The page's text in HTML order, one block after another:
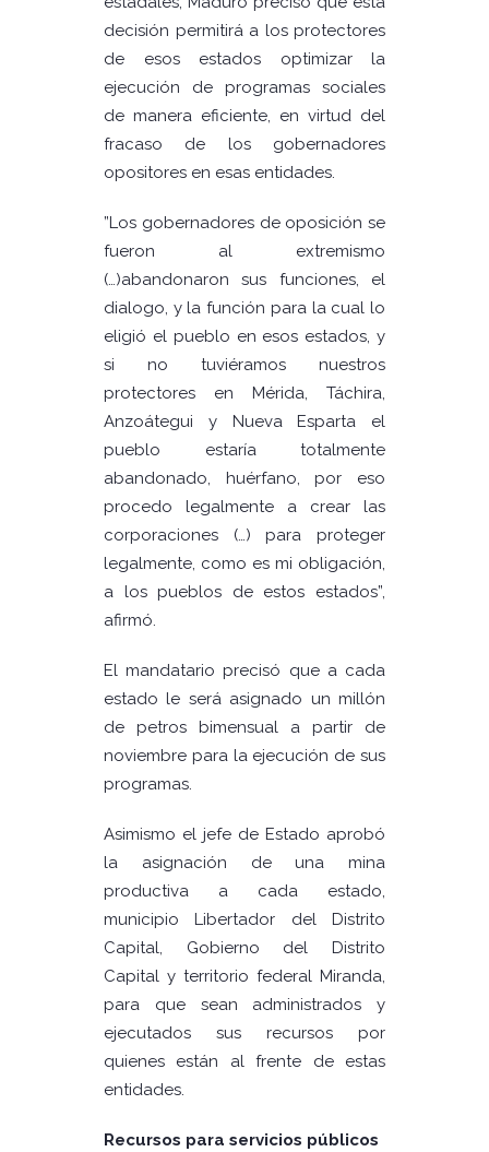
decisión permitirá a los protectores
de esos estados optimizar la
ejecución de programas sociales
de manera eficiente, en virtud del
fracaso de los gobernadores
opositores en esas entidades.
”Los gobernadores de oposición se
fueron al extremismo
(…)abandonaron sus funciones, el
dialogo, y la función para la cual lo
eligió el pueblo en esos estados, y
si no tuviéramos nuestros
protectores en Mérida, Táchira,
Anzoátegui y Nueva Esparta el
pueblo estaría totalmente
abandonado, huérfano, por eso
procedo legalmente a crear las
corporaciones (…) para proteger
legalmente, como es mi obligación,
a los pueblos de estos estados”,
afirmó.
El mandatario precisó que a cada
estado le será asignado un millón
de petros bimensual a partir de
noviembre para la ejecución de sus
programas.
Asimismo el jefe de Estado aprobó
la asignación de una mina
productiva a cada estado,
municipio Libertador del Distrito
Capital, Gobierno del Distrito
Capital y territorio federal Miranda,
para que sean administrados y
ejecutados sus recursos por
quienes están al frente de estas
entidades.
Recursos para servicios públicos